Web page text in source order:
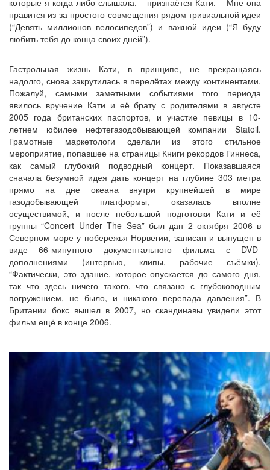
которые я когда-либо слышала, – признаётся Кати. – Мне она
нравится из-за простого совмещения рядом тривиальной идеи
(“Девять миллионов велосипедов”) и важной идеи (“Я буду
любить тебя до конца своих дней”).
Гастрольная жизнь Кати, в принципе, не прекращаясь
надолго, снова закрутилась в перелётах между континентами.
Пожалуй, самыми заметными событиями того периода
явилось вручение Кати и её брату с родителями в августе
2005 года британских паспортов, и участие певицы в 10-
летнем юбилее нефтегазодобывающей компании Statoil.
Грамотные маркетологи сделали из этого стильное
мероприятие, попавшее на страницы Книги рекордов Гиннеса,
как самый глубокий подводный концерт. Показавшаяся
сначала безумной идея дать концерт на глубине 303 метра
прямо на дне океана внутри крупнейшей в мире
газодобывающей платформы, оказалась вполне
осуществимой, и после небольшой подготовки Кати и её
группы “Concert Under The Sea” был дан 2 октября 2006 в
Северном море у побережья Норвегии, записан и выпущен в
виде 66-минутного документального фильма с DVD-
дополнениями (интервью, клипы, рабочие съёмки).
“Фактически, это здание, которое опускается до самого дня,
так что здесь ничего такого, что связано с глубоководным
погружением, не было, и никакого перепада давления”. В
Британии бокс вышел в 2007, но скандинавы увидели этот
фильм ещё в конце 2006.